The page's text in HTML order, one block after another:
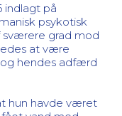
indlagt på
psykotisk
grad mod
at være
hendes adfærd
hun havde været